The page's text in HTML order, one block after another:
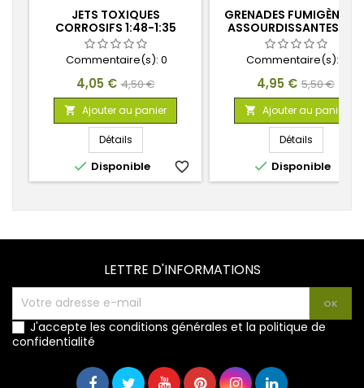
JETS TOXIQUES
CORROSIFS 1:48-1:35
Commentaire(s): 0
Prix
4,05 € Prix
de
base
4,50 €
 Ajouter au panier
Détails
 Disponible favorite_border
GRENADES FUMIGÈNES
ASSOURDISSANTES 1:48
Commentaire(s):
Prix
4,95 € Prix
de
base
5,50 €
 Ajouter au panier
Détails
 Disponible
LETTRE D'INFORMATIONS
J'accepte les conditions générales et la politique de
confidentialité